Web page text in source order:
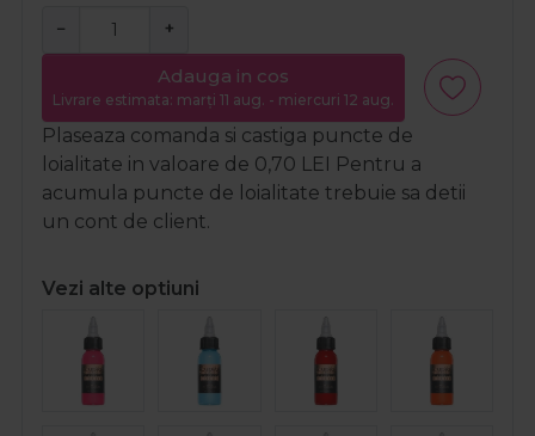
− +
Adauga in cos
Livrare estimata: marți 11 aug. - miercuri 12 aug.
Plaseaza comanda si castiga puncte de
loialitate in valoare de 0,70 LEI Pentru a
acumula puncte de loialitate trebuie sa detii
un cont de client.
Vezi alte optiuni